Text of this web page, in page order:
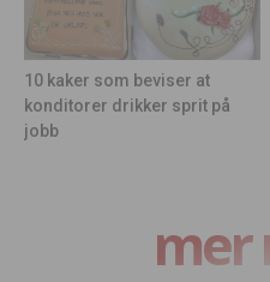
10 kaker som beviser at
konditorer drikker sprit på
jobb
mer